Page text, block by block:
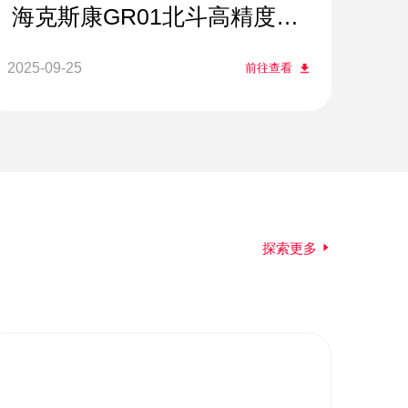
海克斯康GR01北斗高精度参
2025-09-25 前往查看
探索更多